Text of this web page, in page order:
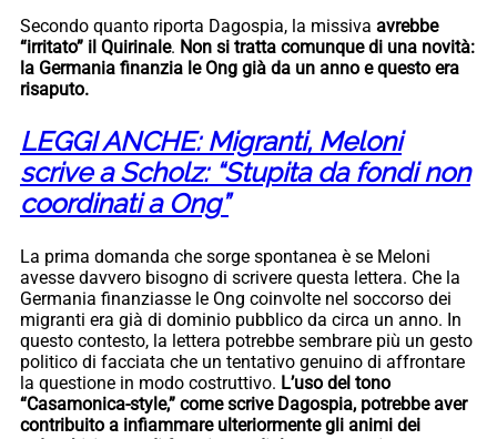
Secondo quanto riporta Dagospia, la missiva avrebbe
“irritato” il Quirinale. Non si tratta comunque di una novità:
la Germania finanzia le Ong già da un anno e questo era
risaputo.
LEGGI ANCHE: Migranti, Meloni
scrive a Scholz: “Stupita da fondi non
coordinati a Ong”
La prima domanda che sorge spontanea è se Meloni
avesse davvero bisogno di scrivere questa lettera. Che la
Germania finanziasse le Ong coinvolte nel soccorso dei
migranti era già di dominio pubblico da circa un anno. In
questo contesto, la lettera potrebbe sembrare più un gesto
politico di facciata che un tentativo genuino di affrontare
la questione in modo costruttivo. L’uso del tono
“Casamonica-style,” come scrive Dagospia, potrebbe aver
contribuito a infiammare ulteriormente gli animi dei